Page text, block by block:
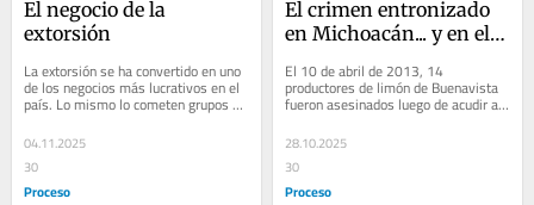
El negocio de la
extorsión
La extorsión se ha convertido en uno
de los negocios más lucrativos en el
país. Lo mismo lo cometen grupos
del crimen organizado que
autoridades,...
04.11.2025
30
Proceso
El crimen entronizado
en Michoacán... y en el
El 10 de abril de 2013, 14
productores de limón de Buenavista
fueron asesinados luego de acudir a
un lugar llamado Cuatro Caminos, en
el municipio...
28.10.2025
30
Proceso